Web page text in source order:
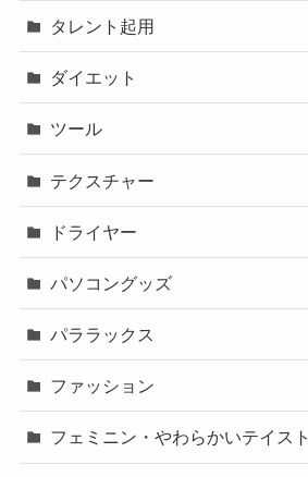
タレント起用
ダイエット
ツール
テクスチャー
ドライヤー
パソコングッズ
パララックス
ファッション
フェミニン・やわらかいテイスト